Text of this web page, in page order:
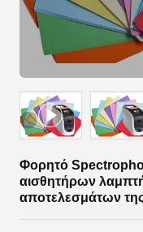
Φορητό
αισθητήρων
αποτελεσμάτων